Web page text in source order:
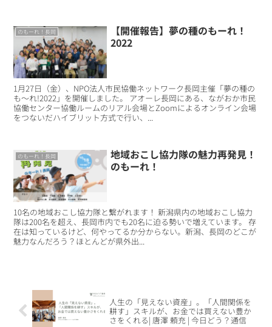
のもーれ！長岡
【開催報告】夢の種のもーれ！
2022
1月27日（金）、NPO法人市民協働ネットワーク長岡主催「夢の種の
も〜れ!2022」を開催しました。 アオーレ長岡にある、ながおか市民
協働センター協働ルームのリアル会場とZoomによるオンライン会場
をつないだハイブリット方式で行い、...
のもーれ！長岡
地域おこし協力隊の魅力再発見！
のもーれ！
10名の地域おこし協力隊と繋がれます！ 新潟県内の地域おこし協力
隊は200名を超え、長岡市内でも20名に迫る勢いで増えています。 存
在は知っているけど、何やってるか分からない。新潟、長岡のどこが
魅力なんだろう？ほとんどが県外出...
人生の「見えない資産」。「人間関係を
耕す」スキルが、お金では買えない豊か
さをくれる| 唐澤 頼充 | 今日どう？通信